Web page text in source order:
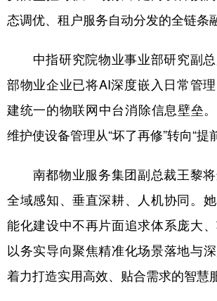
态调优、租户服务自动分发的全链条
中指研究院物业事业部研究副总
部物业企业已将AI深度嵌入日常管
建统一的物联网中台消除信息壁垒
维护使设备管理从“坏了再修”转向“提
南都物业服务集团副总裁王黎将
全域感知、垂直深耕、人机协同。
能化建设中不再片面追求体系庞大
以务实导向聚焦精准化场景落地与深
着力打造实用高效、贴合需求的智慧